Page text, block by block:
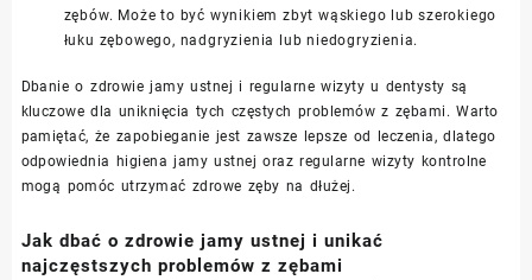
zębów. Może to być wynikiem zbyt wąskiego lub szerokiego
łuku zębowego, nadgryzienia lub niedogryzienia.
Dbanie o zdrowie jamy ustnej i regularne wizyty u dentysty są
kluczowe dla uniknięcia tych częstych problemów z zębami. Warto
pamiętać, że zapobieganie jest zawsze lepsze od leczenia, dlatego
odpowiednia higiena jamy ustnej oraz regularne wizyty kontrolne
mogą pomóc utrzymać zdrowe zęby na dłużej.
Jak dbać o zdrowie jamy ustnej i unikać
najczęstszych problemów z zębami